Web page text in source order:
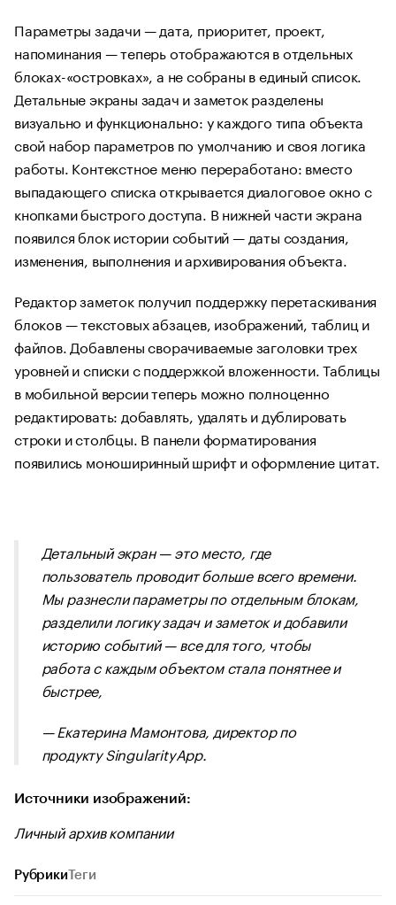
Параметры задачи — дата, приоритет, проект,
напоминания — теперь отображаются в отдельных
блоках-«островках», а не собраны в единый список.
Детальные экраны задач и заметок разделены
визуально и функционально: у каждого типа объекта
свой набор параметров по умолчанию и своя логика
работы. Контекстное меню переработано: вместо
выпадающего списка открывается диалоговое окно с
кнопками быстрого доступа. В нижней части экрана
появился блок истории событий — даты создания,
изменения, выполнения и архивирования объекта.
Редактор заметок получил поддержку перетаскивания
блоков — текстовых абзацев, изображений, таблиц и
файлов. Добавлены сворачиваемые заголовки трех
уровней и списки с поддержкой вложенности. Таблицы
в мобильной версии теперь можно полноценно
редактировать: добавлять, удалять и дублировать
строки и столбцы. В панели форматирования
появились моноширинный шрифт и оформление цитат.
Детальный экран — это место, где
пользователь проводит больше всего времени.
Мы разнесли параметры по отдельным блокам,
разделили логику задач и заметок и добавили
историю событий — все для того, чтобы
работа с каждым объектом стала понятнее и
быстрее,
— Екатерина Мамонтова, директор по
продукту SingularityApp.
Источники изображений:
Личный архив компании
Рубрики Теги